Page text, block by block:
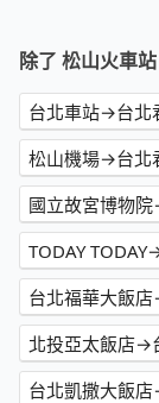
除了 松山火車
台北車站→台北
松山機場→台北
國立故宮博物
TODAY
台北福華大飯
北投亞太飯店→
台北凱撒大飯